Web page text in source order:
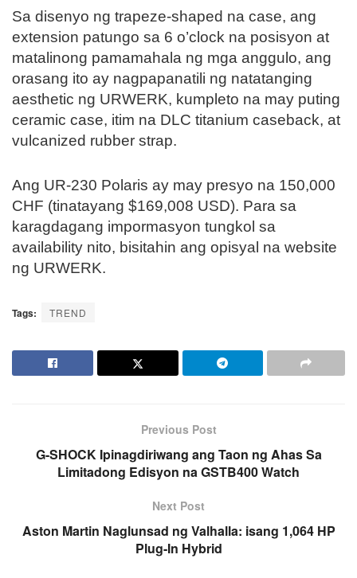
Sa disenyo ng trapeze-shaped na case, ang
extension patungo sa 6 o’clock na posisyon at
matalinong pamamahala ng mga anggulo, ang
orasang ito ay nagpapanatili ng natatanging
aesthetic ng URWERK, kumpleto na may puting
ceramic case, itim na DLC titanium caseback, at
vulcanized rubber strap.
Ang UR-230 Polaris ay may presyo na 150,000
CHF (tinatayang $169,008 USD). Para sa
karagdagang impormasyon tungkol sa
availability nito, bisitahin ang opisyal na website
ng URWERK.
Tags: TREND
Previous Post
G-SHOCK Ipinagdiriwang ang Taon ng Ahas Sa
Limitadong Edisyon na GSTB400 Watch
Next Post
Aston Martin Naglunsad ng Valhalla: isang 1,064 HP
Plug-In Hybrid